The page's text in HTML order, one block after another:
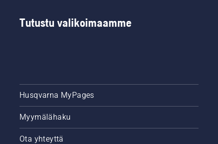
Tutustu valikoimaamme
Husqvarna MyPages
Myymälähaku
Ota yhteyttä